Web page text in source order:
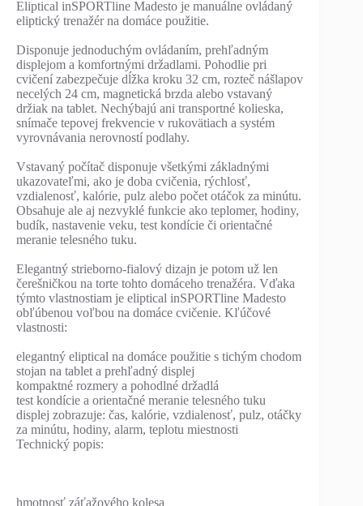
Eliptical inSPORTline Madesto je manuálne ovládaný
eliptický trenažér na domáce použitie.
Disponuje jednoduchým ovládaním, prehľadným
displejom a komfortnými držadlami. Pohodlie pri
cvičení zabezpečuje dĺžka kroku 32 cm, rozteč nášlapov
necelých 24 cm, magnetická brzda alebo vstavaný
držiak na tablet. Nechýbajú ani transportné kolieska,
snímače tepovej frekvencie v rukovätiach a systém
vyrovnávania nerovností podlahy.
Vstavaný počítač disponuje všetkými základnými
ukazovateľmi, ako je doba cvičenia, rýchlosť,
vzdialenosť, kalórie, pulz alebo počet otáčok za minútu.
Obsahuje ale aj nezvyklé funkcie ako teplomer, hodiny,
budík, nastavenie veku, test kondície či orientačné
meranie telesného tuku.
Elegantný strieborno-fialový dizajn je potom už len
čerešničkou na torte tohto domáceho trenažéra. Vďaka
týmto vlastnostiam je eliptical inSPORTline Madesto
obľúbenou voľbou na domáce cvičenie. Kľúčové
vlastnosti:
elegantný eliptical na domáce použitie s tichým chodom
stojan na tablet a prehľadný displej
kompaktné rozmery a pohodlné držadlá
test kondície a orientačné meranie telesného tuku
displej zobrazuje: čas, kalórie, vzdialenosť, pulz, otáčky
za minútu, hodiny, alarm, teplotu miestnosti
Technický popis:
hmotnosť záťažového kolesa